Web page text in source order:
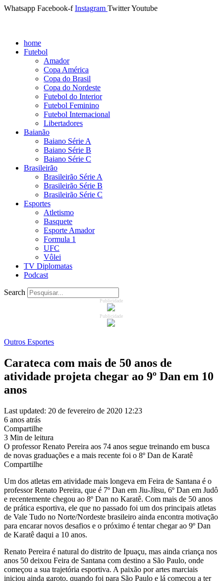
Whatsapp Facebook-f Instagram TwitterYoutube
home
Futebol
Amador
Copa América
Copa do Brasil
Copa do Nordeste
Futebol do Interior
Futebol Feminino
Futebol Internacional
Libertadores
Baianão
Baiano Série A
Baiano Série B
Baiano Série C
Brasileirão
Brasileirão Série A
Brasileirão Série B
Brasileirão Série C
Esportes
Atletismo
Basquete
Esporte Amador
Formula 1
UFC
Vôlei
TV Diplomatas
Podcast
Search
Publicidade
Publicidade
Outros Esportes
Carateca com mais de 50 anos de
atividade projeta chegar ao 9º Dan em 10
anos
Last updated: 20 de fevereiro de 2020 12:23
6 anos atrás
Compartilhe
3 Min de leitura
O professor Renato Pereira aos 74 anos segue treinando em busca
de novas graduações e a mais recente foi o 8º Dan de Karatê
Compartilhe
Um dos atletas em atividade mais longeva em Feira de Santana é o
professor Renato Pereira, que é 7º Dan em Jiu-Jítsu, 6º Dan em Judô
e recentemente chegou ao 8º Dan no Karatê. Com mais de 50 anos
de prática esportiva, ele que no passado foi um dos principais atletas
de Vale Tudo no Norte/Nordeste brasileiro ainda encontra motivação
para encarar novos desafios e o próximo é tentar chegar ao 9º Dan
de Karatê daqui a 10 anos.
Renato Pereira é natural do distrito de Ipuaçu, mas ainda criança nos
anos 50 deixou Feira de Santana com destino a São Paulo, onde
começou a sua trajetória esportiva. A paixão por artes marciais
iniciou ainda garoto, quando foi para São Paulo e lá começou a ter